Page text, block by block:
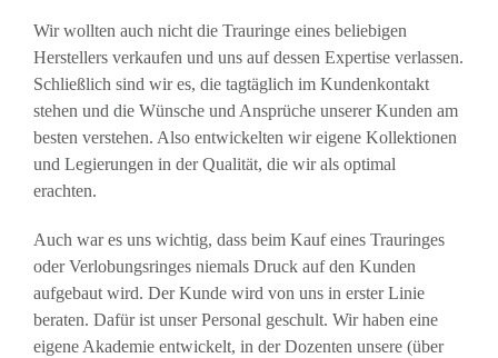
Wir wollten auch nicht die Trauringe eines beliebigen
Herstellers verkaufen und uns auf dessen Expertise verlassen.
Schließlich sind wir es, die tagtäglich im Kundenkontakt
stehen und die Wünsche und Ansprüche unserer Kunden am
besten verstehen. Also entwickelten wir eigene Kollektionen
und Legierungen in der Qualität, die wir als optimal
erachten.
Auch war es uns wichtig, dass beim Kauf eines Trauringes
oder Verlobungsringes niemals Druck auf den Kunden
aufgebaut wird. Der Kunde wird von uns in erster Linie
beraten. Dafür ist unser Personal geschult. Wir haben eine
eigene Akademie entwickelt, in der Dozenten unsere (über